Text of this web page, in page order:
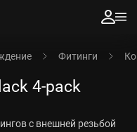
Фитинги
4-pack
с внешней резьбой